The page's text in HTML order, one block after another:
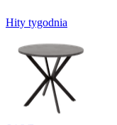
Hity tygodnia